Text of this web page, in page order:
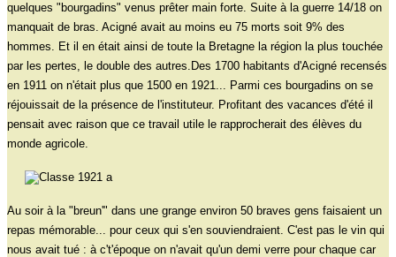
quelques "bourgadins" venus prêter main forte. Suite à la guerre 14/18 on
manquait de bras. Acigné avait au moins eu 75 morts soit 9% des
hommes. Et il en était ainsi de toute la Bretagne la région la plus touchée
par les pertes, le double des autres.Des 1700 habitants d'Acigné recensés
en 1911 on n'était plus que 1500 en 1921... Parmi ces bourgadins on se
réjouissait de la présence de l'instituteur. Profitant des vacances d'été il
pensait avec raison que ce travail utile le rapprocherait des élèves du
monde agricole.
Au soir à la "breun'" dans une grange environ 50 braves gens faisaient un
repas mémorable... pour ceux qui s'en souviendraient. C'est pas le vin qui
nous avait tué : à c't'époque on n'avait qu'un demi verre pour chaque car